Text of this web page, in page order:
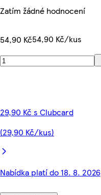
Zatím žádné hodnocení
54,90 Kč54,90 Kč/kus
29,90 Kč s Clubcard
(29,90 Kč/kus)
Nabídka platí do 18. 8. 2026